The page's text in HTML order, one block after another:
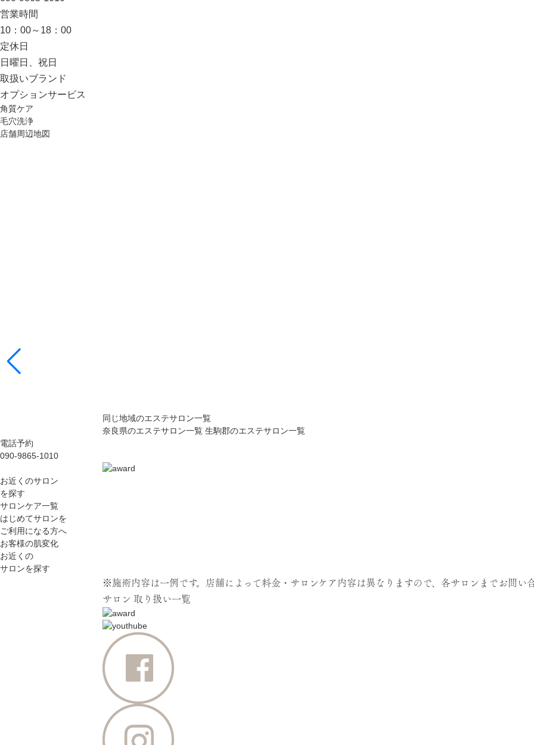
営業時間
10：00～18：00
定休日
日曜日、祝日
取扱いブランド
オプションサービス
角質ケア
毛穴洗浄
店舗周辺地図
同じ地域のエステサロン一覧
奈良県のエステサロン一覧 生駒郡のエステサロン一覧
電話予約
090-9865-1010
お近くのサロン
を探す
サロンケア一覧
はじめてサロンを
ご利用になる方へ
お客様の肌変化
お近くの
サロンを探す
※施術内容は一例です。店舗によって料金・サロンケア内容は異なりますので、各サロンまでお問い
サロン 取り扱い一覧